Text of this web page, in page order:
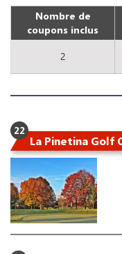
Nombre de
coupons inclus
2
22
La Pinetina Golf